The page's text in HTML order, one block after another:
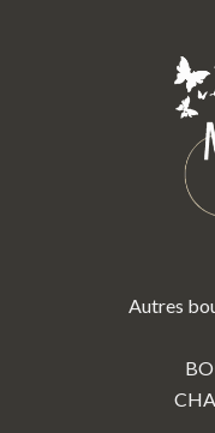
Autres